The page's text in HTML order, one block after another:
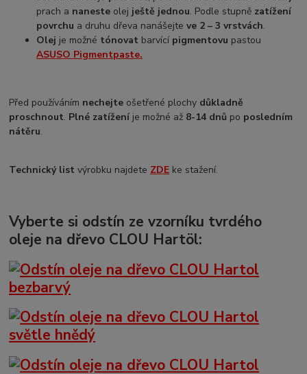
prach a naneste olej ještě jednou. Podle stupně zatížení
povrchu a druhu dřeva nanášejteve 2 – 3 vrstvách.
Olej je možné tónovat barvící pigmentovu pastou
ASUSO Pigmentpaste.
Před používáním nechejte ošetřené plochy důkladně
proschnout. Plné zatížení je možné až 8-14 dnů po posledním
nátěru.
Technický list výrobku najdete ZDE ke stažení.
Vyberte si odstín ze vzorníku tvrdého
oleje na dřevo CLOU Hartöl: